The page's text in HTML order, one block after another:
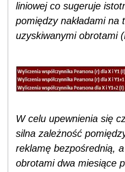
liniowej co sugeruje
pomiędzy nakładami
uzyskiwanymi obrotami
W celu upewnienia się
silna zależność
reklamę bezpośrednią,
obrotami dwa miesiące